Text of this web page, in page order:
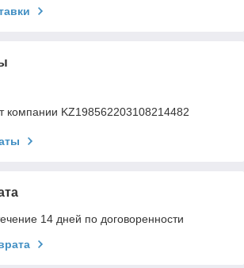
компании KZ198562203108214482
14 дней по договоренности